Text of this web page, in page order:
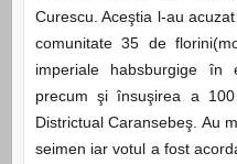
Curescu. Aceştia l-au
comunitate 35 de
imperiale habsburgige
precum şi însuşirea a
Districtual Caransebeş. Au
seimen iar votul a fost